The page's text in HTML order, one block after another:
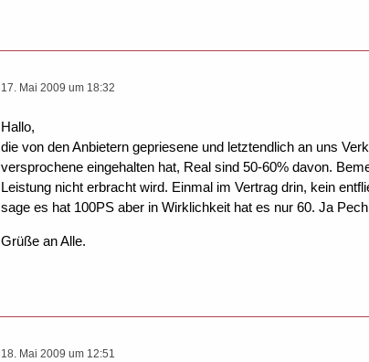
17. Mai 2009 um 18:32
Hallo,
die von den Anbietern gepriesene und letztendlich an uns
versprochene eingehalten hat, Real sind 50-60% davon.
Leistung nicht erbracht wird. Einmal im Vertrag drin, kein
sage es hat 100PS aber in Wirklichkeit hat es nur 60. Ja
Grüße an Alle.
18. Mai 2009 um 12:51